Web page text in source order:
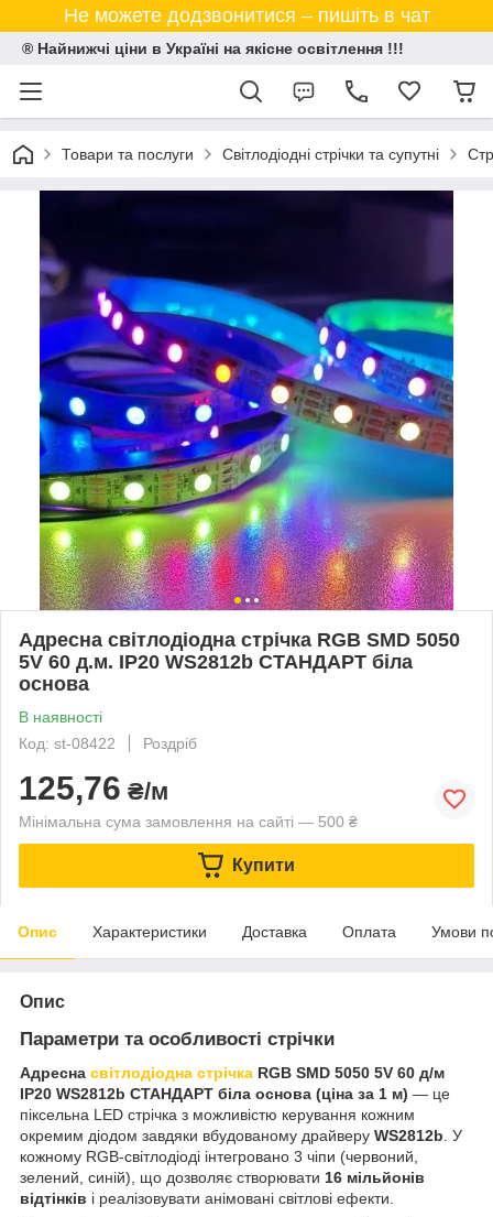
Не можете додзвонитися – пишіть в чат
® Найнижчі ціни в Україні на якісне освітлення !!!
Товари та послуги Світлодіодні стрічки та супутні
Адресна світлодіодна стрічка RGB SMD 5050
5V 60 д.м. IP20 WS2812b СТАНДАРТ біла
основа
В наявності
Код: st-08422
Роздріб
125,76 ₴/м
Мінімальна сума замовлення на сайті — 500 ₴
Купити
Опис Характеристики Доставка Оплата Умови
Опис
Параметри та особливості стрічки
Адресна світлодіодна стрічка RGB SMD 5050 5V 60 д/м
IP20 WS2812b СТАНДАРТ біла основа (ціна за 1 м) — це
піксельна LED стрічка з можливістю керування кожним
окремим діодом завдяки вбудованому драйверу WS2812b . У
кожному RGB-світлодіоді інтегровано 3 чіпи (червоний,
зелений, синій), що дозволяє створювати 16 мільйонів
відтінків і реалізовувати анімовані світлові ефекти.